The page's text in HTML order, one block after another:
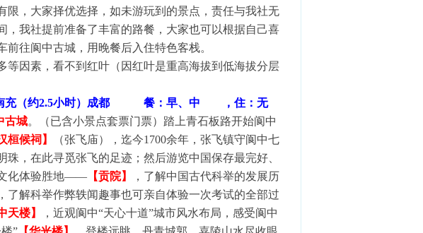
限，大家择优选择，如未游玩到的景点，责任与我社无
，我社提前准备了丰富的路餐，大家也可以根据自己喜
前往阆中古城，用晚餐后入住特色客栈。
等因素，看不到红叶（因红叶是重高海拔到低海拔分层
（约2.5小时）成都
餐：早、中
，住：无
古城。（已含小景点套票门票）踏上青石板路开始阆中
桓候祠】
（张飞庙），迄今1700余年，张飞镇守阆中七
，在此寻觅张飞的足迹；然后游览中国保存最完好、
化体验胜地—— 【贡院】
，了解中国古代科举的发展历
了解科举作弊轶闻趣事也可亲自体验一次考试的全部过
天楼】
，近观阆中“天心十道”城市风水布局，感受阆中